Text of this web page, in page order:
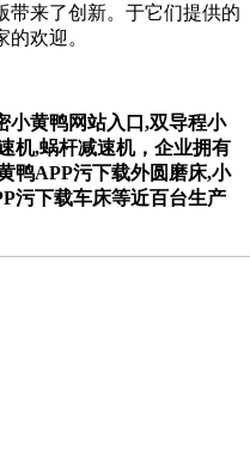
带来了创新。于它们提供的
欢迎。
小黄鸭网站入口,双导程小
机,蜗杆减速机，企业拥有
鸭APP污下载外圆磨床,小
污下载车床等近百台生产